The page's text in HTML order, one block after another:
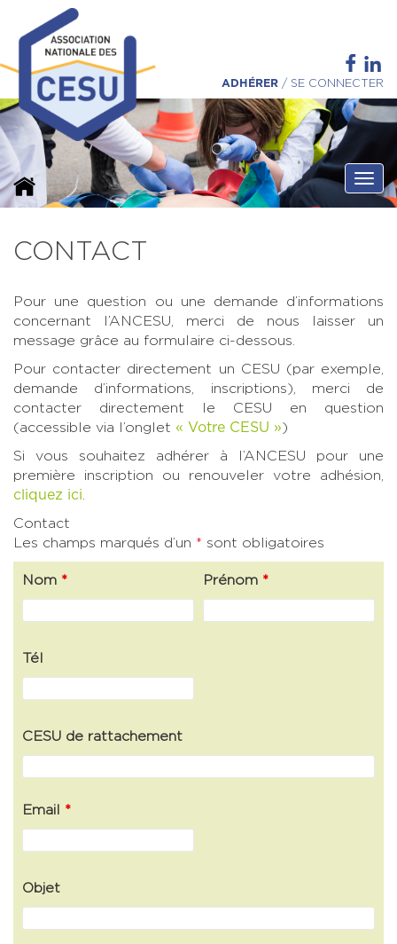
ADHÉRER / SE CONNECTER
CONTACT
Pour une question ou une demande d’informations
concernant l’ANCESU, merci de nous laisser un
message grâce au formulaire ci-dessous.
Pour contacter directement un CESU (par exemple,
demande d’informations, inscriptions), merci de
contacter directement le CESU en question
(accessible via l’onglet « Votre CESU »)
Si vous souhaitez adhérer à l’ANCESU pour une
première inscription ou renouveler votre adhésion,
cliquez ici
Contact
Les champs marqués d’un * sont obligatoires
Nom * Prénom *
Tél
CESU de rattachement
Email *
Objet